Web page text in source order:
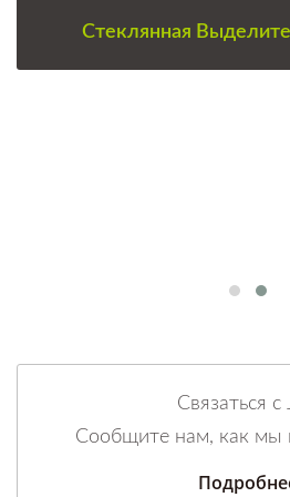
Стеклянная
Связаться с
Сообщите нам, как мы